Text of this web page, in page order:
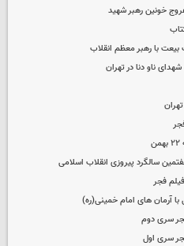
خونین رهبر شهید
بیعت با رهبر معظم انقلاب
ناو دنا در تهران
سالگرد پیروزی انقلاب اسلامی
فجر
با آرمان های امام خمینی(ره)
سری دوم
سری اول